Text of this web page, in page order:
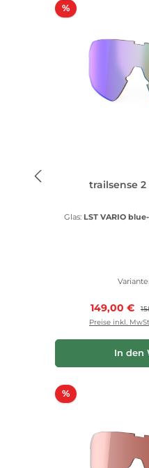
%Rabatt
trailsense
Glas: LST VARIO
149,00 €
Preise inkl.
In den
%Rabatt